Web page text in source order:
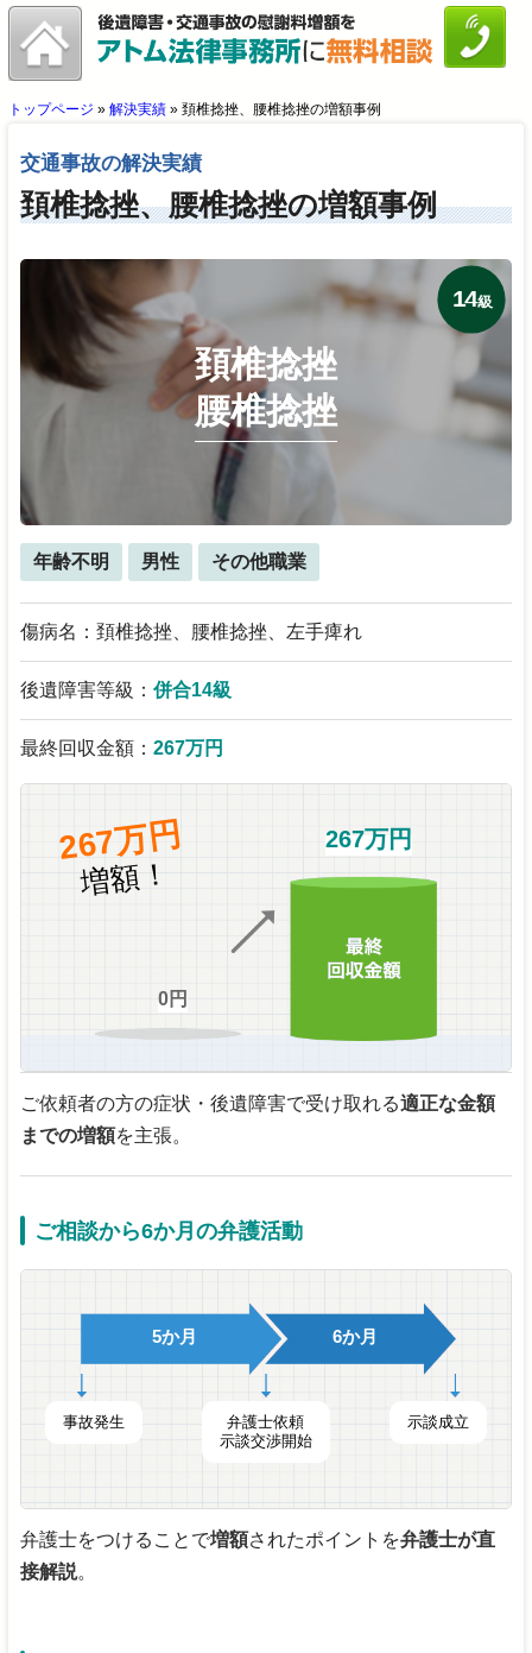
トップページ » 解決実績» 頚椎捻挫、腰椎捻挫の増額事例
交通事故の解決実績
頚椎捻挫、腰椎捻挫の増額事例
14級
頚椎捻挫
腰椎捻挫
年齢不明 男性 その他職業
傷病名：頚椎捻挫、腰椎捻挫、左手痺れ
後遺障害等級： 併合14級
最終回収金額： 267万円
267万円
増額！
0円
267万円
ご依頼者の方の症状・後遺障害で受け取れる適正な金額
までの増額を主張。
ご相談から6か月の弁護活動
5か月 6か月
事故発生
弁護士依頼
示談交渉開始
示談成立
弁護士をつけることで増額されたポイントを弁護士が直
接解説。